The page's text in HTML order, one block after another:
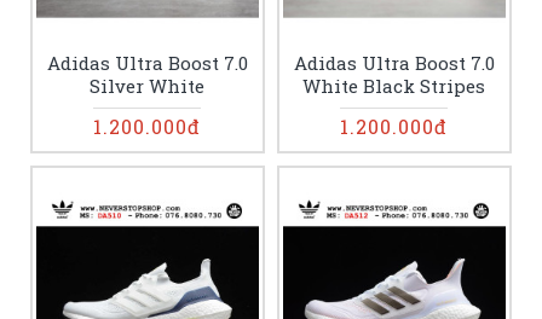
Adidas Ultra Boost 7.0
Silver White
1.200.000đ
Adidas Ultra Boost 7.0
White Black Stripes
1.200.000đ